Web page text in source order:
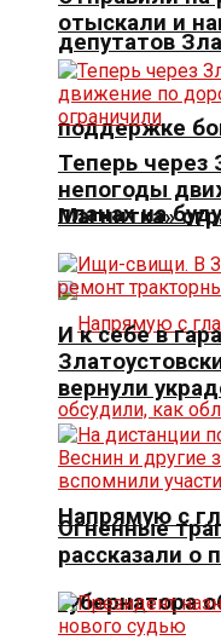
депутатов
поддержке
планах на
Напрямую с
губернатора
отыскали и
Теперь через
непогоды
Магнитка»
И к себе в
вернули
Огненные
рассказали о